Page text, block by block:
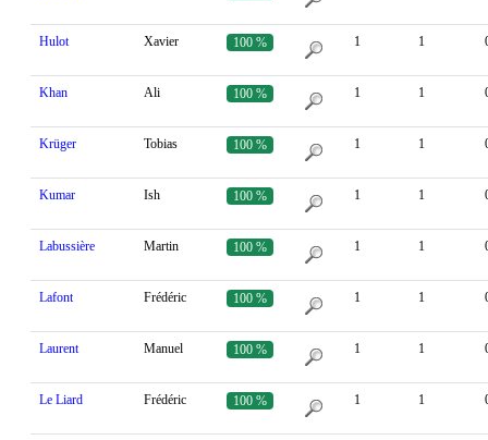
Hulot Xavier 100 % 1 1
Khan Ali 100 % 1 1
Krüger Tobias 100 % 1 1
Kumar Ish 100 % 1 1
Labussière Martin 100 % 1 1
Lafont Frédéric 100 % 1 1
Laurent Manuel 100 % 1 1
Le Liard Frédéric 100 % 1 1